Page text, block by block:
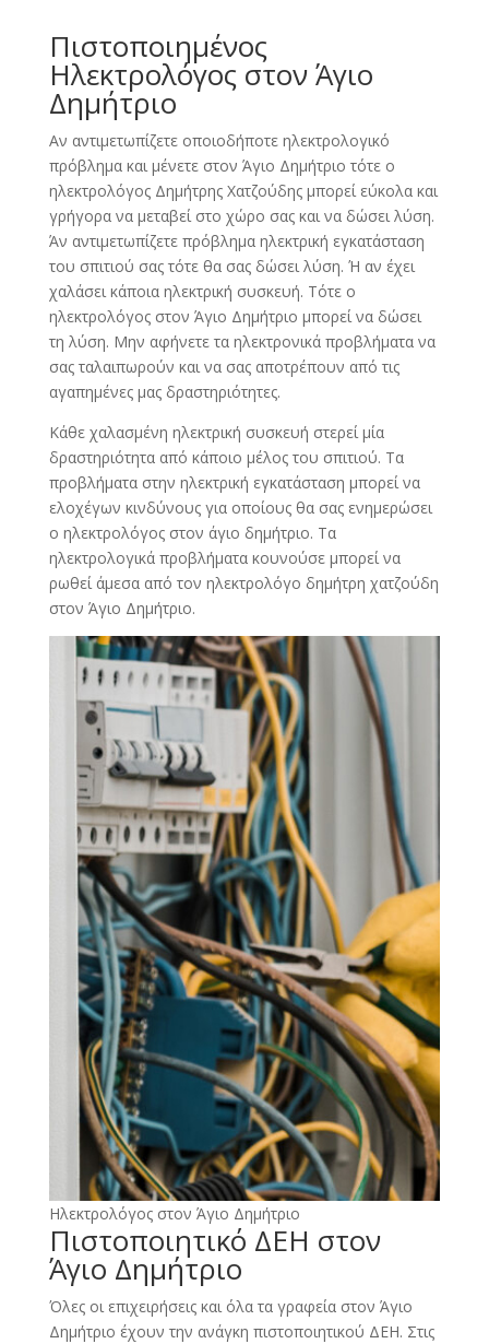
Πιστοποιημένος
Ηλεκτρολόγος στον Άγιο
Δημήτριο
Αν αντιμετωπίζετε οποιοδήποτε ηλεκτρολογικό
πρόβλημα και μένετε στον Άγιο Δημήτριο τότε ο
ηλεκτρολόγος Δημήτρης Χατζούδης μπορεί εύκολα και
γρήγορα να μεταβεί στο χώρο σας και να δώσει λύση.
Άν αντιμετωπίζετε πρόβλημα ηλεκτρική εγκατάσταση
του σπιτιού σας τότε θα σας δώσει λύση. Ή αν έχει
χαλάσει κάποια ηλεκτρική συσκευή. Τότε ο
ηλεκτρολόγος στον Άγιο Δημήτριο μπορεί να δώσει
τη λύση. Μην αφήνετε τα ηλεκτρονικά προβλήματα να
σας ταλαιπωρούν και να σας αποτρέπουν από τις
αγαπημένες μας δραστηριότητες.
Κάθε χαλασμένη ηλεκτρική συσκευή στερεί μία
δραστηριότητα από κάποιο μέλος του σπιτιού. Τα
προβλήματα στην ηλεκτρική εγκατάσταση μπορεί να
ελοχέγων κινδύνους για οποίους θα σας ενημερώσει
ο ηλεκτρολόγος στον άγιο δημήτριο. Τα
ηλεκτρολογικά προβλήματα κουνούσε μπορεί να
ρωθεί άμεσα από τον ηλεκτρολόγο δημήτρη χατζούδη
στον Άγιο Δημήτριο.
Ηλεκτρολόγος στον Άγιο Δημήτριο
Πιστοποιητικό ΔΕΗ στον
Άγιο Δημήτριο
Όλες οι επιχειρήσεις και όλα τα γραφεία στον Άγιο
Δημήτριο έχουν την ανάγκη πιστοποιητικού ΔΕΗ. Στις